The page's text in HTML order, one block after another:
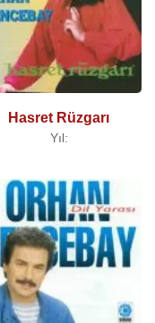
Hasret Rüzgarı
Yıl: